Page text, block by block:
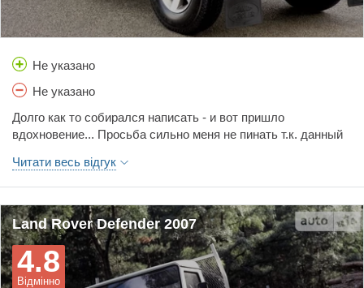
Не указано
Не указано
Долго как то собирался написать - и вот пришло вдохновение... Просьба сильно меня не пинать т.к. данный отзыв у меня первый.Ну что ж давайте по порядку. К данному автомобилю путь мой был не близкий, но как только стоило мне первый раз пересесть на джип, к слову сказать это была нива, так с каждой заменой авто я постепенно приближался к свой мечте - Defender. Сказать по праву - то уже после года владения нивой и поездкой в качестве зрителя на всякие покатушки я уже заразился дефендро манией... какой брутальный кузов, какой рычащий мотор))) да и внешний вид больше похож на танк чем на авто. После нивы пересесть на деф не получилось т.к. даже древние модели стоят как кокаин))) в итоге пришлось довольствоваться 1-м удлиненным спортажом. Однако не о нем речь, хотя после 5-ти лет вместе он оставил во мне только положительные эмоции нежели что то плохого. Ну вот и свершилось - после продажи спортажа в 2008 году я стал обладателем дефа 90 2004г.в. До дефа, все авто у меня были новые, но в ряду стоимости нового дефендера как самолета я не тянул новье - взял б/у из германии в идеале, что было как то даже странно т.к. при поиске подходящего экземпляра найти не ободранный и не лифтованный деф, мне казалось не выполнимой задачей. Первые впечатления меня немного даже убили.... Во первых по началу было очень страшно ездить - можно сказать что приходилось учиться заново, т.к. "квадратные" габариты, из салона казались просто огромные + капот который практически под прямым углом уходил до передней части автомобиля. Ощущение что ведешь грузовик а не автомобиль. Но через месяц-другой, хотя так долго я еще не к одной машине не привыкал, чувство габаритов пришло в осознание, да так что в принципе я мог почти в плотную парковаться к соседним авто без всяких парктроников и еже с ним. В первый год владения я как то не замечал всего того, что в последствии меня привело к продажи авто и пока я наслаждался данным моментом - опишу те плюсы которые несомненно у него были. Боязнь на дороге - нет я не отношусь к тем кто считает чем больше авто, тем оно круче и мне все можно... но например на МКАД, когда в левом ряду несется квадратный танк со скоростью около 100км/ч - легковушки как то сами собой разбегаются кто куда))) по крайней мере на предыдущих авто я такого не встречал. Во вторых ГИБДД - оно со совсем к нему равнодушно, все разы когда меня останавливали - были просто из любопытства - даже документы не всегда просили)))) В третьих проходимость. Кроме грязевой резины на дефе изначально не было ничего, но этого с лихвой хватало чтоб практически проезжать везде, да понятное дело что при желании можно засадить все что угодно, но даже в базе засадить деф очень сложно - пока он не на мостах, он едет везде, да и не сильно засаженный - сам в раскачку выползает. Выезжал несколько раз с ребятами на покатушки в район калужского тракта, так подготовленные паджерики садились а деф в базе полз.... (да путь не обидятся на меня владельцы паджеро - ваш аппарат очень хороший))) Ну что еще из плюсов можно отнести... а да!, интерес на дороге. Практически везде где бы я не проезжал всегда видел на себе взгляды - иной раз мне даже казалось что владельцы всяких навороченных джипов даже тайком мечтают о таком, периодически показывая пальцами, а уж детвора во дворе - особенно после покатушек - когда кроме стекол все остальное в глине так вообще не отходили от него... кто то даже фотографировался))))... сначала нравилось но правда со временем как то перестал обращать на это внимание... Ну а теперь о ложке дегтя... Утихомирив свой пыл и амбиции по истечении 2-го года владения я стал замечать то, что ранее для меня было не значимым... Ну во первых салон. То что водительская дверь не то что бы упирается тебе в плечо - она сдвигает тебя как бы к середине салона)))) т.е. самая удобная поза для езды - лето, окно на распашку и рука с локтем выпирает из окна.... но т.к. у дефа с эргономикой далеко не все в порядке, то от долгой езды она так же начинала побаливать т.к. не о каких мягких панелях и т.п. речи не идет - рука лежит на железке - куда только что "ушло" окно. Да, надо сказать что при такой компоновке на оффроуде одни плюсы - т.к. не надо тянуться к окну и смотреть как там "проходит" задняя или передняя часть авто - достаточно просто чуть-чуть наклониться и все сразу станет видно, но во всех остальных случаях - это ужасно не удобно, особенно при длительных путешествиях. Галерка так же не блещет своим гостеприимством, начиная с того что путь туда лежит через багажник, однако даже не это, не самый страшный минус. Самое жуткое это сиденья... В моей версии это были еще откидные табуретки по краям задних арок. Как Вам описать данный комфорт.. Думаю будет вполне достаточно того что ребенок после практически любой поездки еще пол-часа прыгал вспоминая каждую кочку на дороге. На некоторое время решил вопрос установки сидений от следующего поколения дефа - там два раздельных "дивана" - да, конечно они были заметно комфортабельнее табуреток но опять же в просчете на эргономику они находились достаточно высоко - на арках заднего колеса, да и уместится там мог только ребенок или человек не высокого роста т.к. даже я при росте 1.89 - упирался головой в потолок. Но и это было полу-мерой, т.к. ребенок например, спать в машине не мог, т.к. в случае засыпания он "сползал" - с одной стороны проход - там облокотиться не на что с другой форточка - на которую он в итоге и приваливался - однако долго так ему поспать не удавалось... два-три раза шандараханья о стекло головой отбивало все желание спать дальше. Так же со временем стал напрягать дизель. Во первых, до установки предпускового нагревателя он нагревался ооооочень долго, да и то только в движении, мало того если окна запотели, а вы только его завели, то бери фен, тряпку ну или уж я не знаю чего и отогревай т.к. он хоть 20 часов будет стоять и молотить а стрелка температуры ни на миллиметр не отойдет от нижнего значения, так же и пробки - выехал проехал километров с 20-ть - нагрелся, все гуд, но не дай бог встрять в пробку - 2-3 минуты и все, горячий воздух из печки закончился... Теперь пару слов о предпусковом.... Его значение в дефе трудно переоценить. Если уже задумываясь о покупке дефа, надо для себя уяснить - в нашем климате без него никак. Но у него есть тоже свои сильные и слабые стороны. После установки вебасто моя жизнь немного приободрилась, теперь можно было установить таймер и к моменту выхода их дома тебя уже ждал теплый автомобиль, но и здесь не обошлось без ложки дектя... через неделю поле неописуемой радости выходя их дома я обнаружил холодное авто. Все попытки вернуть его к жизни не увенчались успехом - сел аккумулятор... далее выяснилось что не каждая легковушка может мне помочь т.к. маломощных аккумуляторов не хватало на прокрутку заиндевевшего дизеля... приходилось искать джипы и иже подобных... Подумав что моему аккумулятору пришел конец было принято решение его заменить на более мощный и соответственно новый... однако ж, какое было мое удивление когда ровно через неделю все снова повторилось... ни прыгание с бубном ни помощь шаманов не смогли оживить его - двигатель... в итоге все дело оказалось в большом... точнее в малом суточном пробеге - у меня от дома до работы 20км и этого, как показало, не хватало катастрофически для пополнения заряда аккумулятора который высасывал вебасто каждое морозное утро - в итоге каждую субботу, чтоб потом не прыгать с бубном... я снимал аккумулятор и тащил его на зарядку - через какое то время меня это зодолбало и я нашел выход - купил еще один аккумулятор и менял их по мере истощения, однако скажу Вам в 20-ти градусный мороз и перед работой на которую как всегда выходишь впритык это еще то развлечение...Во вторых маневренность и ходовая. Радиус разворота помой му у автобуса меньше, в итоге чтоб развернуться на 180гр нужно 3!!! полосы!!! т.е. развернуться на дороге с 2-мя полосами движения в каждую сторону за раз - никак! Подвеска - дубовая - для грязи гуд, шоссе - жопа... Да и не в коим случае не стоит пренебрегать шиповкой зимой, из-за архаичной и дубовой подвески деф, зимой без шипов, как корова на льду, правда и с шипами не на много то и лучше... Ну и на последок о надежности - точнее об ее отсутствии. Где то читал что с дефами 50 на 50 - у кого то и 200тыс ходят без поломок а у кого как у меня - из сервиса практически не вылазил. Да я конечно понимаю что я иногда, а это было от силы раз 5 за год, да и то в основном летом, я выезжал на бездорожье, но это было не более чем покатушка и без участия в соревнованиях где за определенное количество времени нужно нестись сломя голову по определенным точкам. Это в любом случае была дорога, пусть разбитая с колеей, но дорога - так ты же дорогой деф именно на это и рассчитан!? Вот что помню из ремонтов "по крупному" замена редуктора переднего моста, замена редуктора заднего моста, причем новые запчасти стоят за облачно, б/у востановленные - раза в 2 дешевле но и их днем с огнем не с ищешь... все под заказ и мучительное ожидание по месяцу... деф не популярен у нас в стране, вебасто - замена крыльчатки (что стоит почти половину самой вебаста), ну и много чего по мелочи... горел переключатель света - как потом выяснил - это его беда у многих и он накрывается и это все при 100тыс пробега!!! Единственное при все этом в чем можно отдать ему должное, хоть деф и ломался часто, но всегда сам доезжал до сервиса, хромая звеня все чем можно - но ехал, на заднем, на переднем приводе, но ехал!Не знаю может конечно это мне так "повезло" но как то, не раз сталкиваясь с дефами в пустынях (т.е. в жарких странах) слышал что это и есть самый надежный авто, может все дело в климате - ну не предназначен он для зимы....Нет, я не хочу никого отпугнуть от покупки дефендера - все дело в выборе, т.к. надо изначально понимать что ты покупаешь - ведь дефендер не создан для города - это полноценный проходимец который в первую очередь заточен под бездорожье с редкими вылазками на дороги общественного пользования)))))Сейчас деф уже продан, и я наслаждаюсь кажды
Читати весь відгук
Land Rover Defender 2007
Відмінно
4.8